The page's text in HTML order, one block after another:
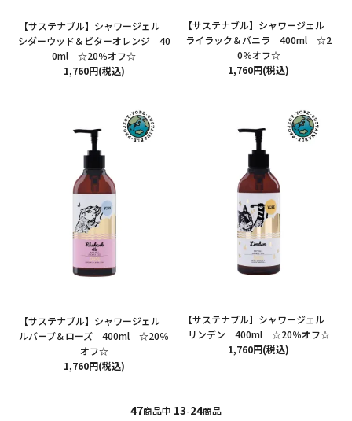
【サステナブル】シャワージェル
シダーウッド＆ビターオレンジ 40
0ml ☆20％オフ☆
1,760円(税込)
【サステナブル】シャワージェル
ライラック＆バニラ 400ml ☆2
0％オフ☆
1,760円(税込)
【サステナブル】シャワージェル
ルバーブ＆ローズ 400ml ☆20％
オフ☆
1,760円(税込)
【サステナブル】シャワージェル
リンデン 400ml ☆20％オフ☆
1,760円(税込)
47商品中 13-24商品